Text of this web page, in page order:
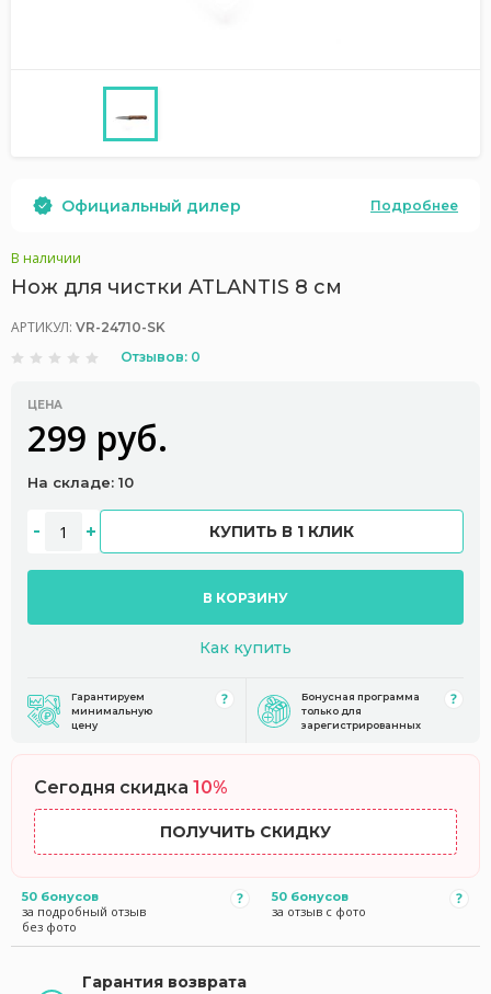
Официальный дилер Подробнее
В наличии
Нож для чистки ATLANTIS 8 см
АРТИКУЛ: VR-24710-SK
Отзывов: 0
ЦЕНА
299 руб.
На складе: 10
КУПИТЬ В 1 КЛИК
В КОРЗИНУ
Как купить
Гарантируем
минимальную
цену
Бонусная программа
только для
зарегистрированных
Сегодня скидка 10%
ПОЛУЧИТЬ СКИДКУ
50 бонусов
за подробный отзыв
без фото
50 бонусов
за отзыв с фото
Гарантия возврата